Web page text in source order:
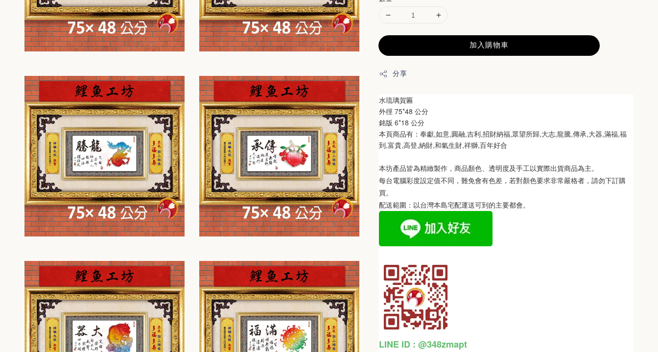
加入購物車
分享
水琉璃賀匾
外徑 75*48 公分
銘版 6*18 公分
本頁商品有：奉獻,如意,圓融,吉利,招財納福,眾望所歸,大志,龍騰,傳承,大器,滿福,福
到,富貴,高登,納財,和氣生財,祥獅,百年好合
本坊產品皆為精緻製作，商品顏色、透明度及手工以實際出貨商品為主。
每台電腦彩度設定值不同，難免會有色差，若對顏色要求非常嚴格者，請勿下訂購
買。
配送範圍：以台灣本島宅配運送可到的主要都會。
LINE ID : @348zmapt